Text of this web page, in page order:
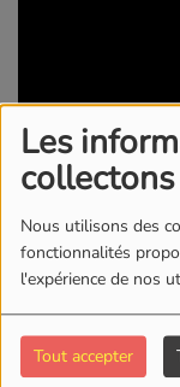
Les
collectons
Nous utilisons des
fonctionnalités
l'expérience de nos
Tout accepter
30 DÉCEMBRE
KWI RADIO/TV